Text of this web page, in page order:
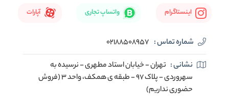
اینستاگرام واتساپ تجاری آپارات
شماره تماس : 02188508957
نشانی : تهران - خیابان استاد مطهری - نرسیده به
سهروردی - پلاک 97 - طبقه ی همکف، واحد 3 (فروش
حضوری نداریم)